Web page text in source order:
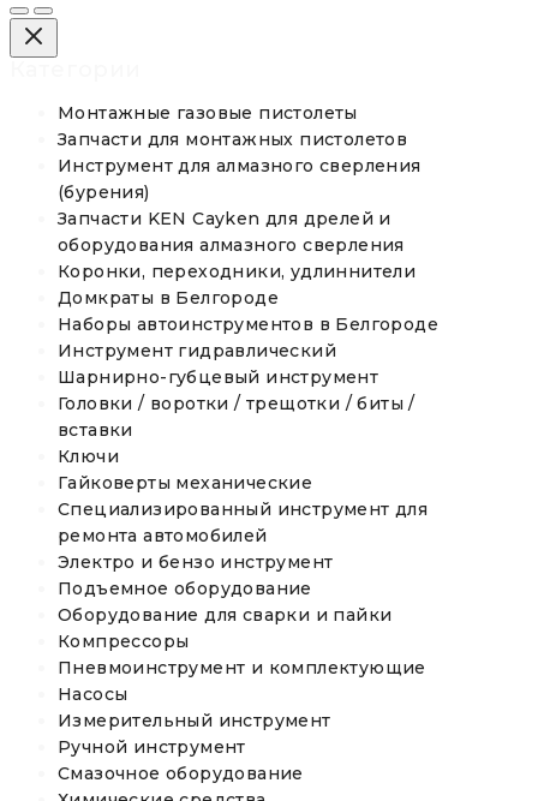
Монтажные газовые пистолеты
Запчасти для монтажных пистолетов
Инструмент для алмазного сверления
(бурения)
Запчасти KEN Cayken для дрелей и
оборудования алмазного сверления
Коронки, переходники, удлиннители
Домкраты в Белгороде
Наборы автоинструментов в Белгороде
Инструмент гидравлический
Шарнирно-губцевый инструмент
Головки / воротки / трещотки / биты /
вставки
Ключи
Гайковерты механические
Специализированный инструмент для
ремонта автомобилей
Электро и бензо инструмент
Подъемное оборудование
Оборудование для сварки и пайки
Компрессоры
Пневмоинструмент и комплектующие
Насосы
Измерительный инструмент
Ручной инструмент
Смазочное оборудование